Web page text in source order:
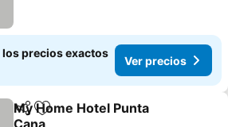
los precios exactos
Ver precios
CompartirAgregar a favoritos
My Home Hotel Punta
Cana